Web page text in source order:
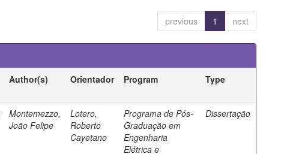
previous 1 next
Author(s) Orientador Program Type
Montemezzo,
João Felipe
Lotero,
Roberto
Cayetano
Programa de Pós-
Graduação em
Engenharia
Elétrica e
Dissertação